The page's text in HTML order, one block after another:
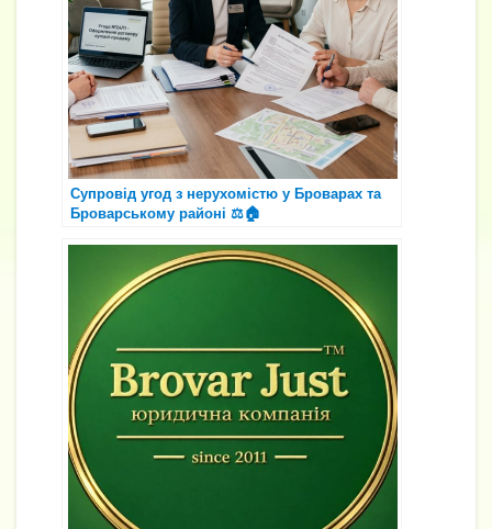
Супровід угод з нерухомістю у Броварах та
Броварському районі ⚖️🏠